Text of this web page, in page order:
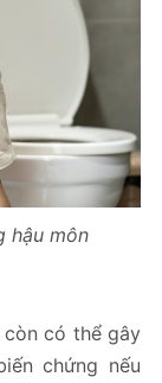
hậu môn
có thể gây
chứng nếu